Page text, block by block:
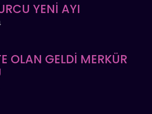
YENİ AYI
OLAN GELDİ MERKÜR